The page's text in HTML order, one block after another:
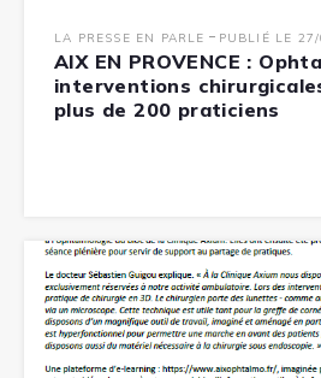
LA PRESSE EN PARLE - PUBLIÉ LE
AIX EN PROVENCE :
interventions
plus de 200 praticiens